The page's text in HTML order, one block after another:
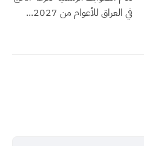
في العراق للأعوام من 2027...